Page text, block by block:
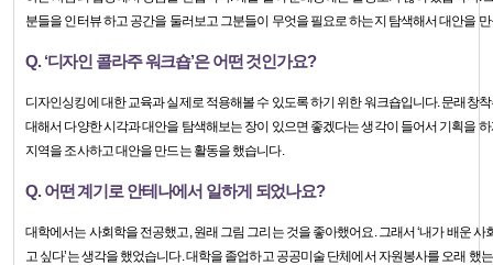
분들을 인터뷰 하고 공간을 둘러보고 그분들이 무엇을 필요로 하는지 탐색해서 대안을
Q. ‘디자인 콜라주 워크숍’은 어떤 것인가요?
디자인싱킹에 대한 교육과 실제로 적용해볼 수 있도록 하기 위한 워크숍입니다. 문래창
대해서 다양한 시각과 대안을 탐색해보는 장이 있으면 좋겠다는 생각이 들어서 기획을
지역을 조사하고 대안을 만드는 활동을 했습니다.
Q. 어떤 계기로 안테나에서 일하게 되었나요?
대학에서는 사회학을 전공했고, 원래 그림 그리는 것을 좋아했어요. 그래서 ‘내가 배운
고 싶다’는 생각을 했었습니다. 대학을 졸업하고 공공미술 단체에서 자원봉사를 오래 했